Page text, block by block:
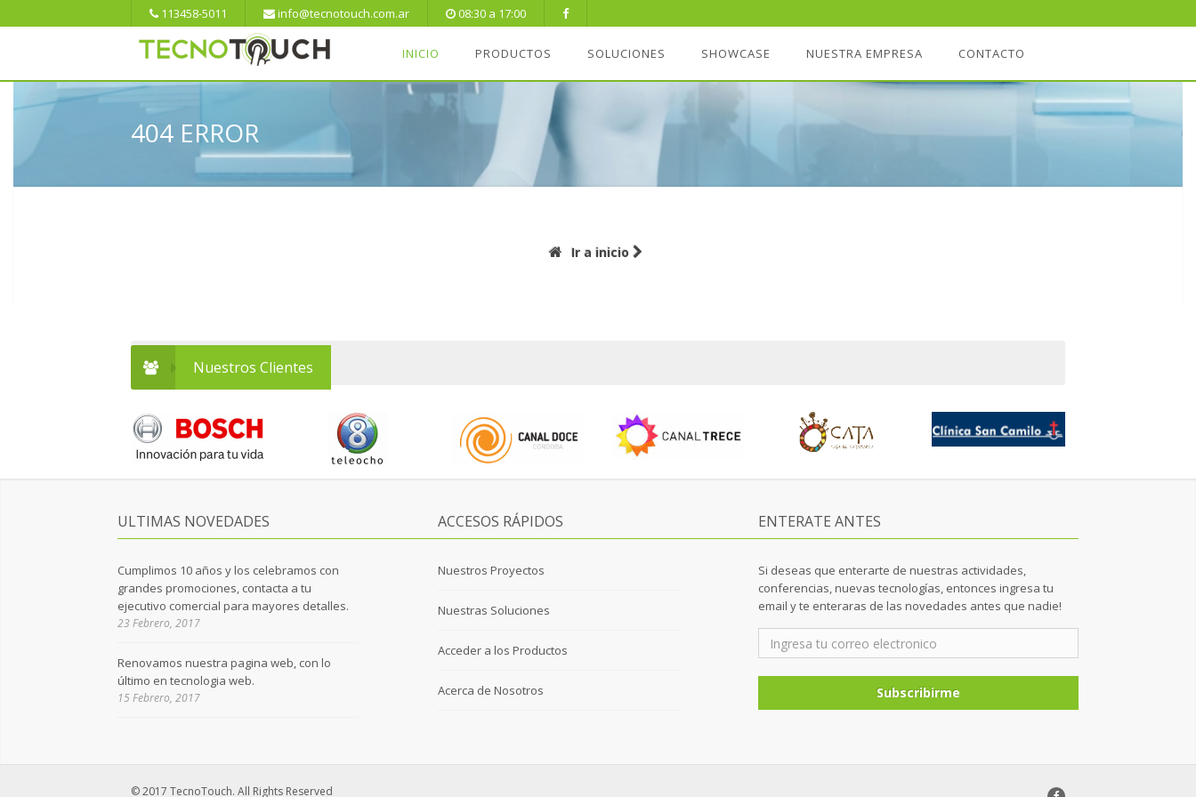
113458-5011 info@tecnotouch.com.ar 08:30 a 17:00
INICIO PRODUCTOS SOLUCIONES SHOWCASE NUESTRA EMPRESA CONTACTO
404 ERROR
Ir a inicio
Nuestros Clientes
ULTIMAS NOVEDADES
Cumplimos 10 años y los celebramos con
grandes promociones, contacta a tu
ejecutivo comercial para mayores detalles.
23 Febrero, 2017
Renovamos nuestra pagina web, con lo
último en tecnologia web.
15 Febrero, 2017
ACCESOS RÁPIDOS
Nuestros Proyectos
Nuestras Soluciones
Acceder a los Productos
Acerca de Nosotros
ENTERATE ANTES
Si deseas que enterarte de nuestras actividades,
conferencias, nuevas tecnologías, entonces ingresa tu
email y te enteraras de las novedades antes que nadie!
© 2017 TecnoTouch. All Rights Reserved